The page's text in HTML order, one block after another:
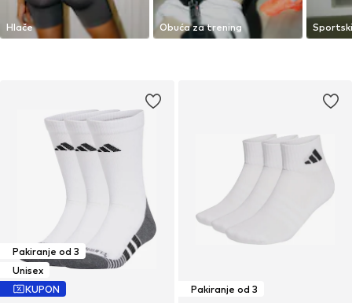
Hlače Obuća za trening
Pakiranje od 3
Unisex
KUPON
Pakiranje od 3